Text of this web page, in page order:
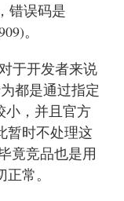
错误码是
。
于开发者来说
都是通过指定
小，并且官方
暂时不处理这
竟竞品也是用
常。